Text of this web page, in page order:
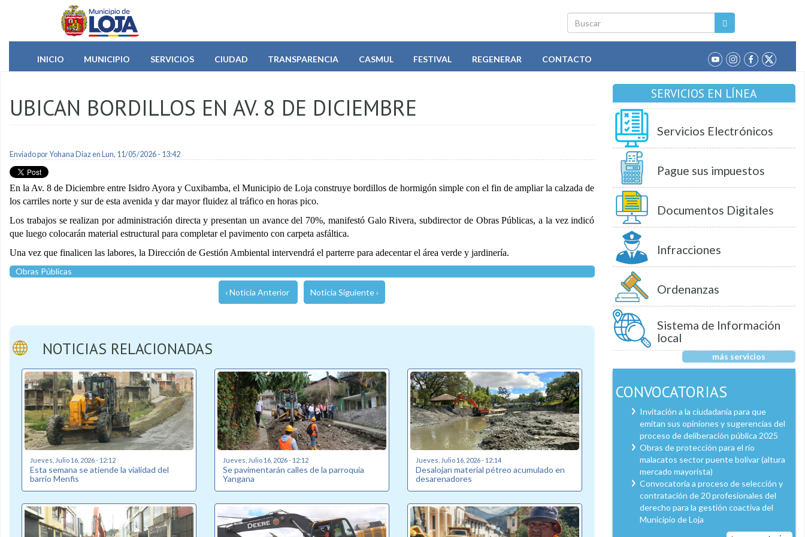
Pasar al contenido principal
Buscar
INICIO
MUNICIPIO SERVICIOS CIUDAD TRANSPARENCIA CASMUL FESTIVAL REGENERAR CONTACTO
UBICAN BORDILLOS EN AV. 8 DE DICIEMBRE
Enviado porYohana Diazen Lun, 11/05/2026 - 13:42
En la Av. 8 de Diciembre entre Isidro Ayora y Cuxibamba, el Municipio de Loja construye bordillos de hormigón simple con el fin de ampliar la calzada de
los carriles norte y sur de esta avenida y dar mayor fluidez al tráfico en horas pico.
Los trabajos se realizan por administración directa y presentan un avance del 70%, manifestó Galo Rivera, subdirector de Obras Públicas, a la vez indicó
que luego colocarán material estructural para completar el pavimento con carpeta asfáltica.
Una vez que finalicen las labores, la Dirección de Gestión Ambiental intervendrá el parterre para adecentar el área verde y jardinería.
Obras Públicas
‹ Noticia Anterior Noticia Siguiente ›
NOTICIAS RELACIONADAS
Jueves, Julio 16, 2026 - 12:12
Esta semana se atiende la vialidad del
barrio Menfis
Jueves, Julio 16, 2026 - 12:12
Se pavimentarán calles de la parroquia
Yangana
Jueves, Julio 16, 2026 - 12:14
Desalojan material pétreo acumulado en
desarenadores
SERVICIOS EN LÍNEA
Servicios Electrónicos
Pague sus impuestos
Documentos Digitales
Infracciones
Ordenanzas
Sistema de Información
local
más servicios
CONVOCATORIAS
Invitación a la ciudadanía para que
emitan sus opiniones y sugerencias del
proceso de deliberación pública 2025
Obras de protección para el río
malacatos sector puente bolívar (altura
mercado mayorista)
Convocatoria a proceso de selección y
contratación de 20 profesionales del
derecho para la gestión coactiva del
Municipio de Loja